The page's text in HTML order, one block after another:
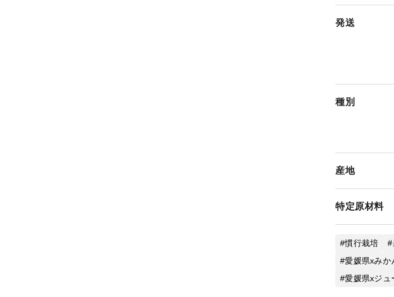
発送
種別
産地
特定原材料
慣行栽培
愛媛県xみか
愛媛県xジュ